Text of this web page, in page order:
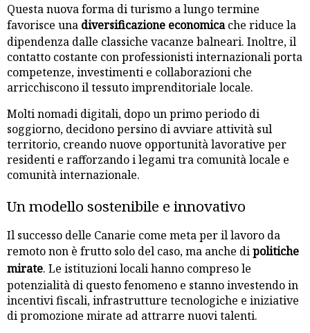
Questa nuova forma di turismo a lungo termine
favorisce una diversificazione economicache riduce la
dipendenza dalle classiche vacanze balneari. Inoltre, il
contatto costante con professionisti internazionali porta
competenze, investimenti e collaborazioni che
arricchiscono il tessuto imprenditoriale locale.
Molti nomadi digitali, dopo un primo periodo di
soggiorno, decidono persino di avviare attività sul
territorio, creando nuove opportunità lavorative per
residenti e rafforzando i legami tra comunità locale e
comunità internazionale.
Un modello sostenibile e innovativo
Il successo delle Canarie come meta per il lavoro da
remoto non è frutto solo del caso, ma anche dipolitiche
mirate. Le istituzioni locali hanno compreso le
potenzialità di questo fenomeno e stanno investendo in
incentivi fiscali, infrastrutture tecnologiche e iniziative
di promozione mirate ad attrarre nuovi talenti.